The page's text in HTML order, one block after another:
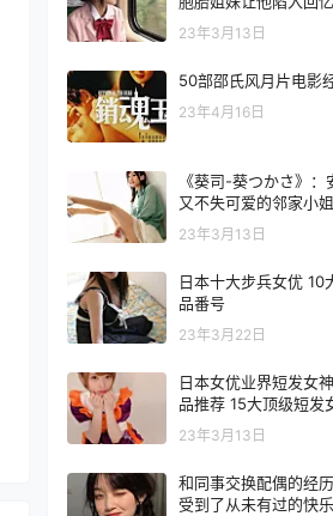
23年3月13日
50部邵氏风月片电影
23年4月16日
《葵司-葵つかさ》：
又不失可爱的邻家小
23年3月13日
日本十大步兵女优 10
品番号
23年3月22日
日本女优业界短发女
品推荐 15大顶级短发
23年3月13日
和同事交换配偶的经
受到了从未有过的快乐